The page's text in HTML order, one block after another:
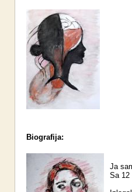
Biografija:
Ja
Sa 12